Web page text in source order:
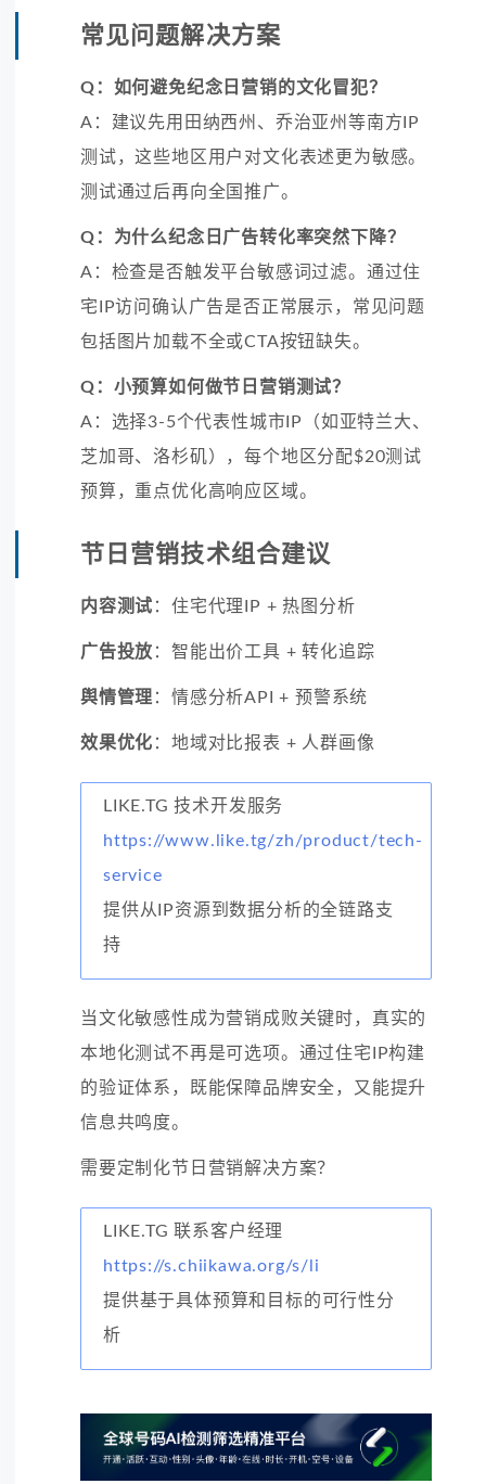
常见问题解决方案
Q：如何避免纪念日营销的文化冒犯？
A：建议先用田纳西州、乔治亚州等南方IP
测试，这些地区用户对文化表述更为敏感。
测试通过后再向全国推广。
Q：为什么纪念日广告转化率突然下降？
A：检查是否触发平台敏感词过滤。通过住
宅IP访问确认广告是否正常展示，常见问题
包括图片加载不全或CTA按钮缺失。
Q：小预算如何做节日营销测试？
A：选择3-5个代表性城市IP（如亚特兰大、
芝加哥、洛杉矶），每个地区分配$20测试
预算，重点优化高响应区域。
节日营销技术组合建议
内容测试 ：住宅代理IP + 热图分析
广告投放 ：智能出价工具 + 转化追踪
舆情管理 ：情感分析API + 预警系统
效果优化 ：地域对比报表 + 人群画像
LIKE.TG 技术开发服务
https://www.like.tg/zh/product/tech-
service
提供从IP资源到数据分析的全链路支
持
当文化敏感性成为营销成败关键时，真实的
本地化测试不再是可选项。通过住宅IP构建
的验证体系，既能保障品牌安全，又能提升
信息共鸣度。
需要定制化节日营销解决方案？
LIKE.TG 联系客户经理
https://s.chiikawa.org/s/li
提供基于具体预算和目标的可行性分
析